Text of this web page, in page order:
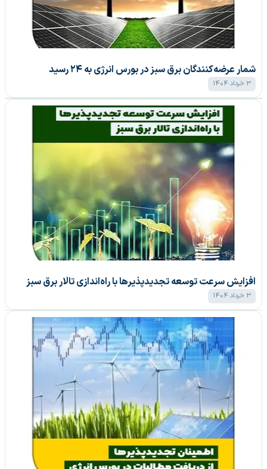
شمار عرضه‌کنندگان برق سبز در بورس انرژی به ۲۴ رسید
3 خرداد 1404
افزایش سرعت توسعه تجدیدپذیر‌ها با راه‌اندازی تالار برق سبز
3 خرداد 1404